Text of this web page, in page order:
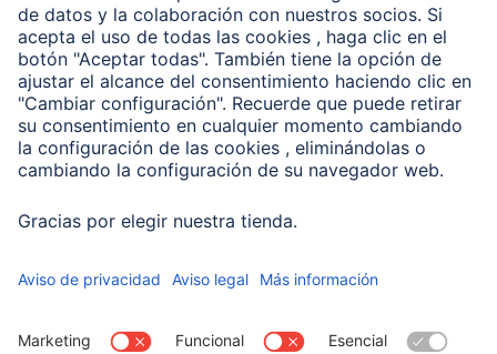
Conviértete en distribuidor
Compañía
Historia de la empresa
Hama en todo el Mundo
Sostenibilidad
Business-Portal